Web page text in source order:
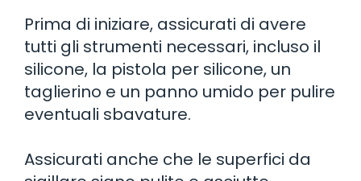
Prima di iniziare, assicurati di avere
tutti gli strumenti necessari, incluso il
silicone, la pistola per silicone, un
taglierino e un panno umido per pulire
eventuali sbavature.
Assicurati anche che le superfici da